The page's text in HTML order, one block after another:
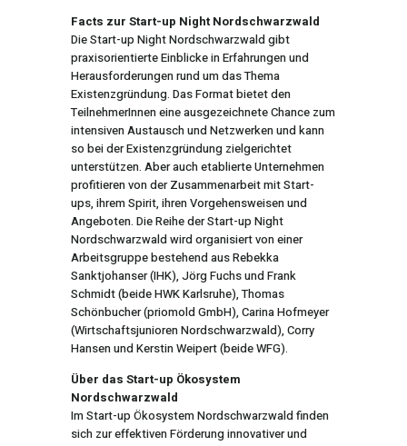
Facts zur Start-up Night Nordschwarzwald
Die Start-up Night Nordschwarzwald gibt
praxisorientierte Einblicke in Erfahrungen und
Herausforderungen rund um das Thema
Existenzgründung. Das Format bietet den
TeilnehmerInnen eine ausgezeichnete Chance zum
intensiven Austausch und Netzwerken und kann
so bei der Existenzgründung zielgerichtet
unterstützen. Aber auch etablierte Unternehmen
profitieren von der Zusammenarbeit mit Start-
ups, ihrem Spirit, ihren Vorgehensweisen und
Angeboten. Die Reihe der Start-up Night
Nordschwarzwald wird organisiert von einer
Arbeitsgruppe bestehend aus Rebekka
Sanktjohanser (IHK), Jörg Fuchs und Frank
Schmidt (beide HWK Karlsruhe), Thomas
Schönbucher (priomold GmbH), Carina Hofmeyer
(Wirtschaftsjunioren Nordschwarzwald), Corry
Hansen und Kerstin Weipert (beide WFG).
Über das Start-up Ökosystem
Nordschwarzwald
Im Start-up Ökosystem Nordschwarzwald finden
sich zur effektiven Förderung innovativer und